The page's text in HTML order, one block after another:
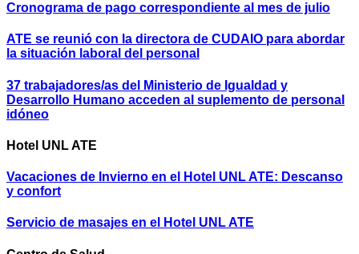
Cronograma de pago correspondiente al mes de julio
ATE se reunió con la directora de CUDAIO para abordar
la situación laboral del personal
37 trabajadores/as del Ministerio de Igualdad y
Desarrollo Humano acceden al suplemento de personal
idóneo
Hotel UNL ATE
Vacaciones de Invierno en el Hotel UNL ATE: Descanso
y confort
Servicio de masajes en el Hotel UNL ATE